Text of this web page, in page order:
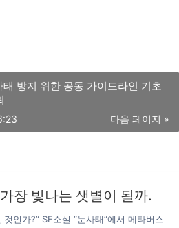
방지 위한 공동 가이드라인 기초
다음 페이지 »
장 빛나는 샛별이 될까.
인가?” SF소설 “눈사태”에서 메타버스